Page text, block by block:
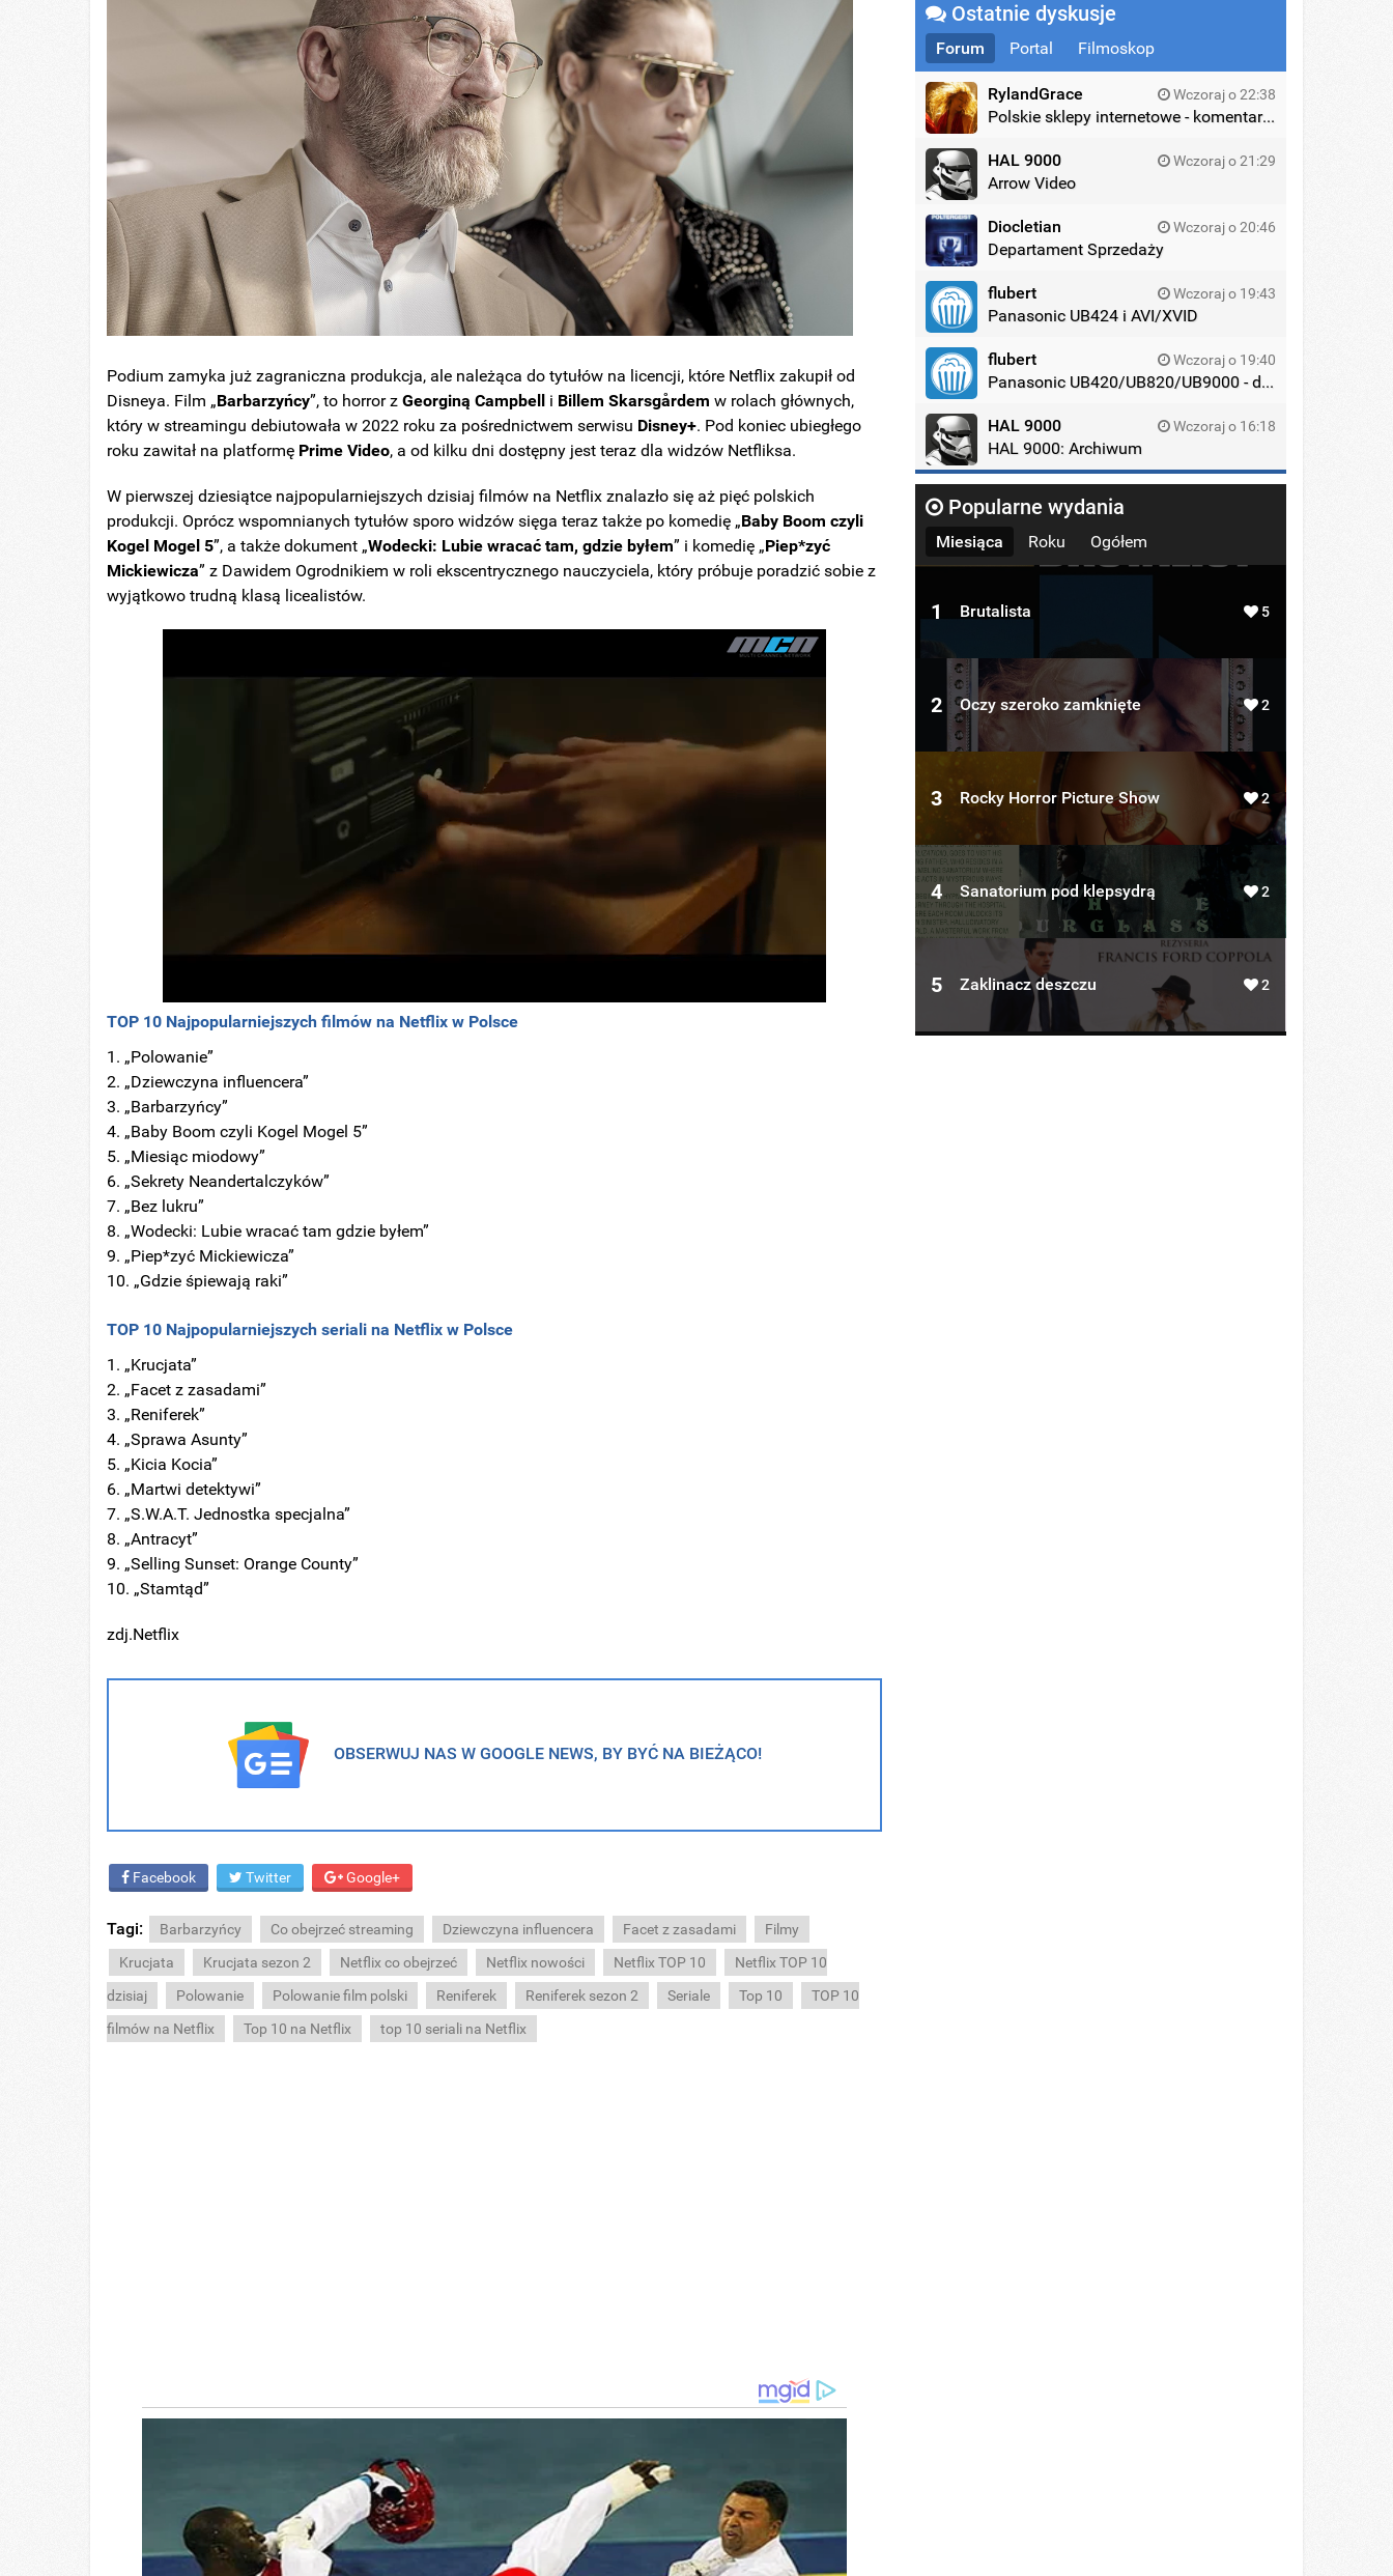
Podium zamyka już zagraniczna produkcja, ale należąca do tytułów na licencji, które Netflix zakupił od
Disneya. Film „Barbarzyńcy”, to horror zGeorginą Campbell i Billem Skarsgårdem w rolach głównych,
który w streamingu debiutowała w 2022 roku za pośrednictwem serwisu Disney+. Pod koniec ubiegłego
roku zawitał na platformę Prime Video, a od kilku dni dostępny jest teraz dla widzów Netfliksa.
W pierwszej dziesiątce najpopularniejszych dzisiaj filmów na Netflix znalazło się aż pięć polskich
produkcji. Oprócz wspomnianych tytułów sporo widzów sięga teraz także po komedię „Baby Boom czyli
Kogel Mogel 5”, a także dokument „Wodecki: Lubie wracać tam, gdzie byłem” i komedię „Piep*zyć
Mickiewicza” z Dawidem Ogrodnikiem w roli ekscentrycznego nauczyciela, który próbuje poradzić sobie z
wyjątkowo trudną klasą licealistów.
TOP 10 Najpopularniejszych filmów na Netflix w Polsce
„Polowanie”
„Dziewczyna influencera”
„Barbarzyńcy”
„Baby Boom czyli Kogel Mogel 5”
„Miesiąc miodowy”
„Sekrety Neandertalczyków”
„Bez lukru”
„Wodecki: Lubie wracać tam gdzie byłem”
„Piep*zyć Mickiewicza”
„Gdzie śpiewają raki”
TOP 10 Najpopularniejszych seriali na Netflix w Polsce
„Krucjata”
„Facet z zasadami”
„Reniferek”
„Sprawa Asunty”
„Kicia Kocia”
„Martwi detektywi”
„S.W.A.T. Jednostka specjalna”
„Antracyt”
„Selling Sunset: Orange County”
„Stamtąd”
zdj.Netflix
OBSERWUJ NAS W GOOGLE NEWS, BY BYĆ NA BIEŻĄCO!
Facebook Twitter Google+
Tagi: Barbarzyńcy Co obejrzeć streaming Dziewczyna influencera Facet z zasadami
Filmy
Krucjata
Krucjata sezon 2 Netflix co obejrzeć Netflix nowości Netflix TOP 10
Netflix TOP 10
dzisiaj
Polowanie Polowanie film polski Reniferek Reniferek sezon 2 Seriale Top 10
TOP 10
filmów na Netflix
Top 10 na Netflix top 10 seriali na Netflix
Ostatnie dyskusje
Forum Portal Filmoskop
RylandGrace Wczoraj o 22:38
Polskie sklepy internetowe - komentarze
HAL 9000 Wczoraj o 21:29
Arrow Video
Diocletian Wczoraj o 20:46
Departament Sprzedaży
flubert Wczoraj o 19:43
Panasonic UB424 i AVI/XVID
flubert Wczoraj o 19:40
Panasonic UB420/UB820/UB9000 - dyskusja
HAL 9000 Wczoraj o 16:18
HAL 9000: Archiwum
Popularne wydania
Miesiąca Roku Ogółem
1 Brutalista 5
2 Oczy szeroko zamknięte 2
3 Rocky Horror Picture Show 2
4 Sanatorium pod klepsydrą 2
5 Zaklinacz deszczu 2